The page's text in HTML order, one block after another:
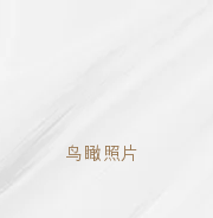
鳥瞰照片